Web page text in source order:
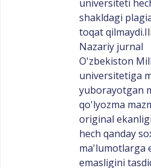
universiteti
shakldagi
toqat
Nazariy jurnal
O'zbekiston
universitetiga
yuborayotgan
qo'lyozma
original
hech qanday
ma'lumotlarga
emasligini